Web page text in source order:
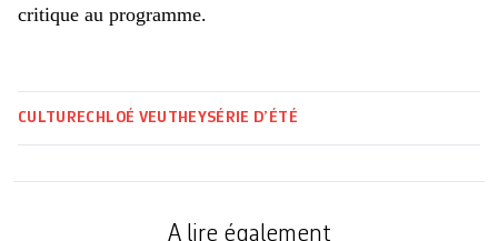
critique au programme.
CULTURECHLOÉ VEUTHEYSÉRIE D’ÉTÉ
A lire également